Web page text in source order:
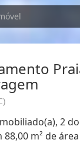
2
m² de